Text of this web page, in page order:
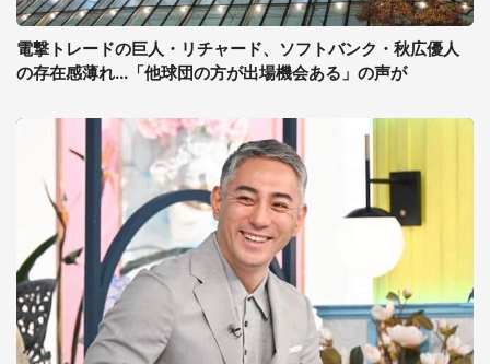
電撃トレードの巨人・リチャード、ソフトバンク・秋広優人
の存在感薄れ...「他球団の方が出場機会ある」の声が